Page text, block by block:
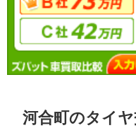
河合町のタイ